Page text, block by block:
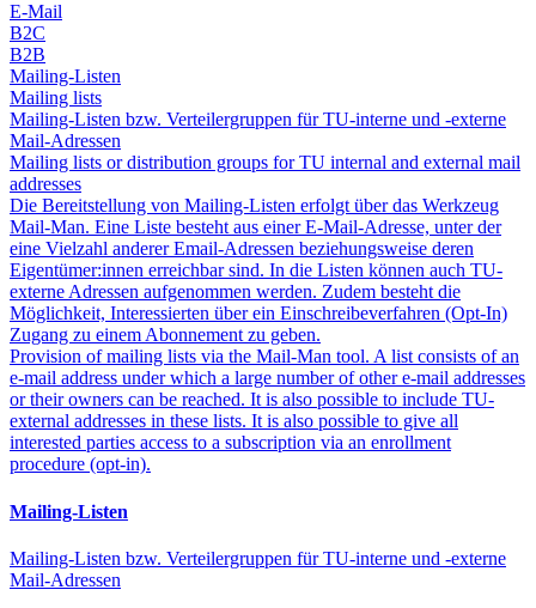
E-Mail
B2C
B2B
Mailing-Listen
Mailing lists
Mailing-Listen bzw. Verteilergruppen für TU-interne und -externe
Mail-Adressen
Mailing lists or distribution groups for TU internal and external mail
addresses
Die Bereitstellung von Mailing-Listen erfolgt über das Werkzeug
Mail-Man. Eine Liste besteht aus einer E-Mail-Adresse, unter der
eine Vielzahl anderer Email-Adressen beziehungsweise deren
Eigentümer:innen erreichbar sind. In die Listen können auch TU-
externe Adressen aufgenommen werden. Zudem besteht die
Möglichkeit, Interessierten über ein Einschreibeverfahren (Opt-In)
Zugang zu einem Abonnement zu geben.
Provision of mailing lists via the Mail-Man tool. A list consists of an
e-mail address under which a large number of other e-mail addresses
or their owners can be reached. It is also possible to include TU-
external addresses in these lists. It is also possible to give all
interested parties access to a subscription via an enrollment
procedure (opt-in).
Mailing-Listen
Mailing-Listen bzw. Verteilergruppen für TU-interne und -externe
Mail-Adressen